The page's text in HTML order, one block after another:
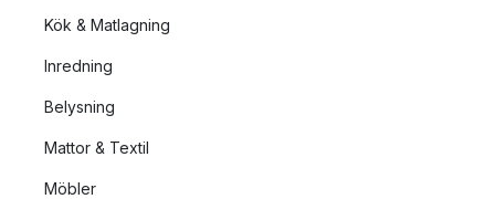
Kök & Matlagning
Inredning
Belysning
Mattor & Textil
Möbler